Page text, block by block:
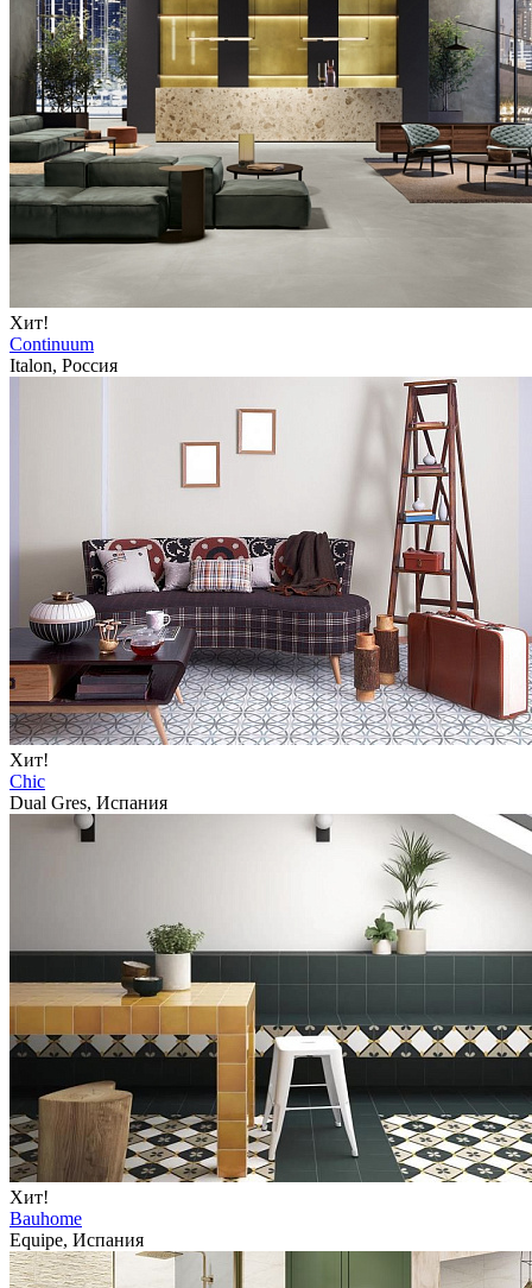
Хит!
Continuum
Italon, Россия
Хит!
Chic
Dual Gres, Испания
Хит!
Bauhome
Equipe, Испания